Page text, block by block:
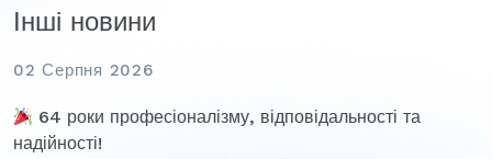
Інші новини
02 Серпня 2026
64 роки професіоналізму, відповідальності та
надійності!